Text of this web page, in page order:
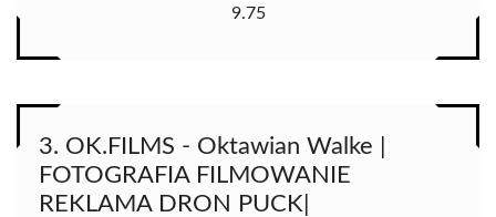
9.75
3. OK.FILMS - Oktawian Walke |
FOTOGRAFIA FILMOWANIE
REKLAMA DRON PUCK|